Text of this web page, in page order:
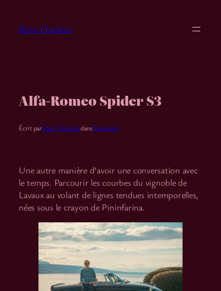
contenu
Remi Oudinot
Alfa-Romeo Spider S3
Écrit parRemi OudinotdansPersonnel
Une autre manière d’avoir une conversation avec
le temps. Parcourir les courbes du vignoble de
Lavaux au volant de lignes tendues intemporelles,
nées sous le crayon de Pininfarina.